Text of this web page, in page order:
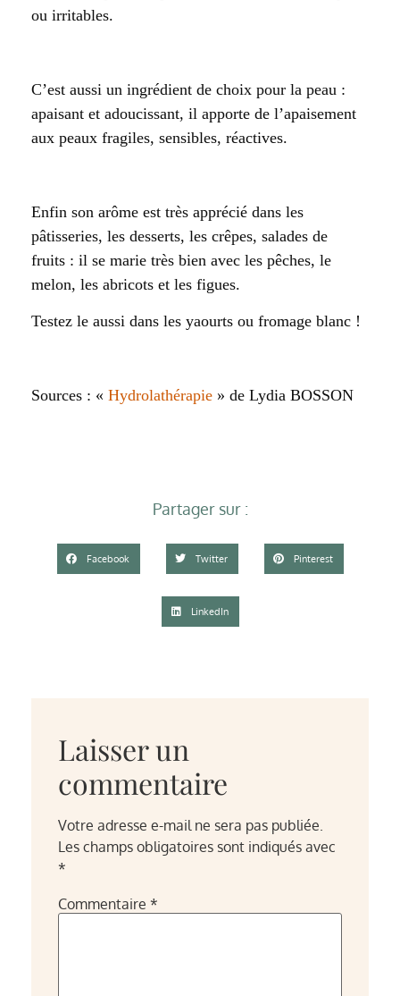
ou irritables.
C’est aussi un ingrédient de choix pour la peau :
apaisant et adoucissant, il apporte de l’apaisement
aux peaux fragiles, sensibles, réactives.
Enfin son arôme est très apprécié dans les
pâtisseries, les desserts, les crêpes, salades de
fruits : il se marie très bien avec les pêches, le
melon, les abricots et les figues.
Testez le aussi dans les yaourts ou fromage blanc !
Sources : « Hydrolathérapie » de Lydia BOSSON
Partager sur :
Facebook Twitter Pinterest
LinkedIn
Laisser un
commentaire
Votre adresse e-mail ne sera pas publiée.
Les champs obligatoires sont indiqués avec
*
Commentaire *